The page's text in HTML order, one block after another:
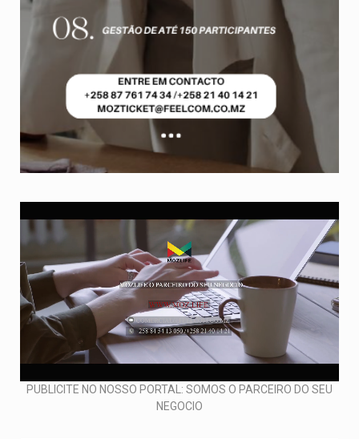
PUBLICITE NO NOSSO PORTAL: SOMOS O PARCEIRO DO SEU
NEGOCIO